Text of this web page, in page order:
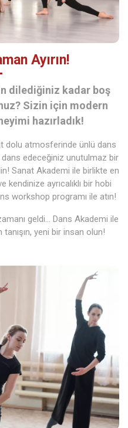
Ayırın!
dilediğiniz kadar boş
Sizin için modern
hazırladık!
dolu atmosferinde ünlü dans
dans edeceğiniz unutulmaz bir
Sanat Akademi ile birlikte en
ayrıcalıklı bir hobi
workshop programı ile atın!
geldi… Dans Akademi ile
yeni bir insan olun!